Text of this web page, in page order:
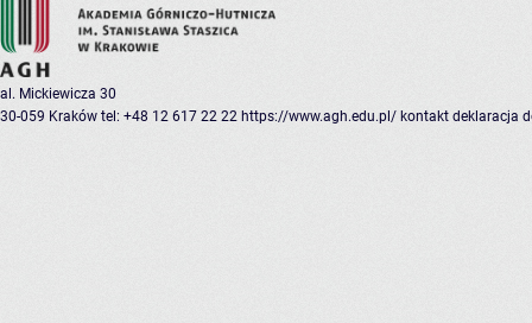
al. Mickiewicza 30
30-059 Kraków tel: +48 12 617 22 22 https://www.agh.edu.pl/ kontakt deklaracja